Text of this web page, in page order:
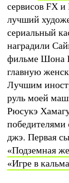
сервисов FX
лучший
сериальный
наградили
фильме Шона
главную
Лучшим
руль моей
Рюсукэ
джэ. Первая
«Подземная
«Игре в